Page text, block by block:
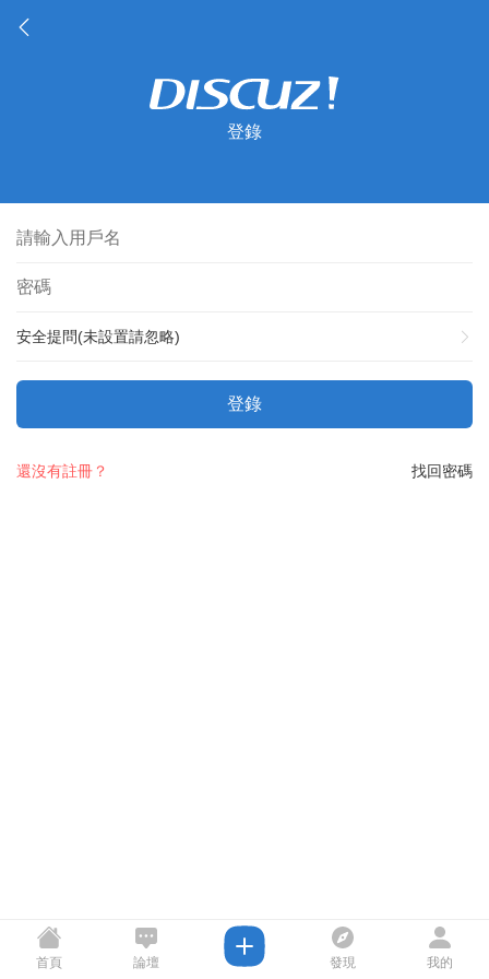
登錄
安全提問(未設置請忽略)
登錄
找回密碼
還沒有註冊？
首頁 論壇 發現 我的